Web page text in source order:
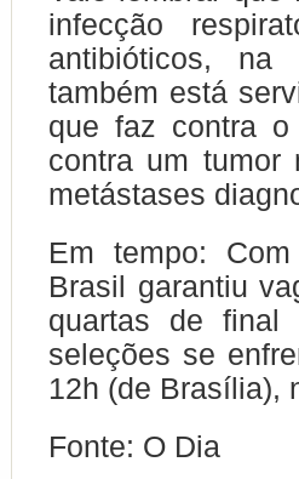
infecção
antibióticos, na
também está
que faz contra
contra um tumor
metástases
Em tempo:
Brasil garantiu
quartas de
seleções se
12h (de Brasília),
Fonte: O Dia